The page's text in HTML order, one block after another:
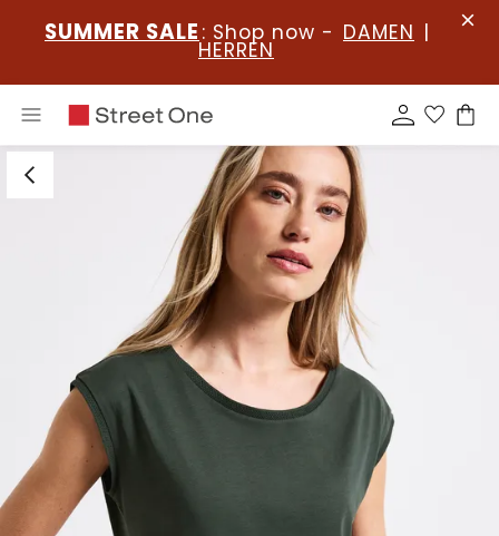
SUMMER SALE : Shop now - DAMEN |
HERREN